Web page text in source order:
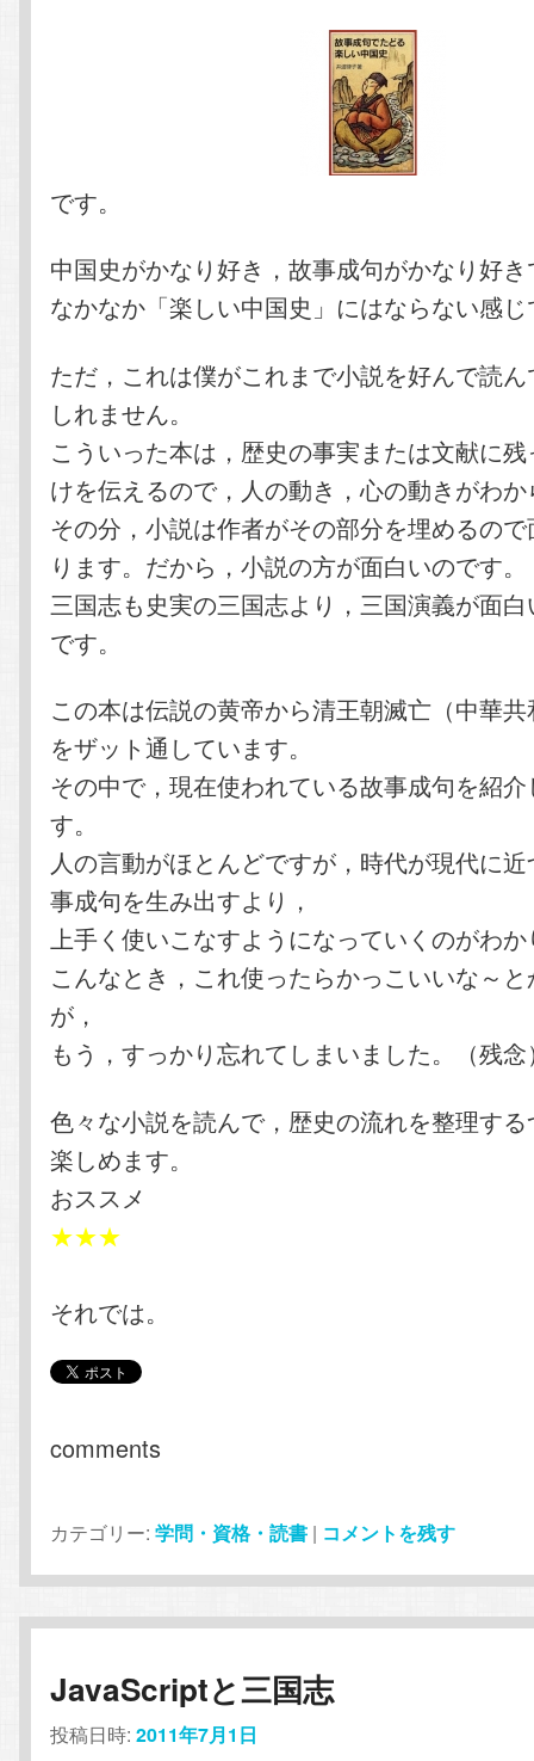
です。
中国史がかなり好き，故事成句がかなり好
なかなか「楽しい中国史」にはならない感
ただ，これは僕がこれまで小説を好んで読
しれません。
こういった本は，歴史の事実または文献に
けを伝えるので，人の動き，心の動きがわ
その分，小説は作者がその部分を埋めるの
ります。だから，小説の方が面白いのです。
三国志も史実の三国志より，三国演義が面
です。
この本は伝説の黄帝から清王朝滅亡（中華
をザット通しています。
その中で，現在使われている故事成句を紹
す。
人の言動がほとんどですが，時代が現代に
事成句を生み出すより，
上手く使いこなすようになっていくのがわ
こんなとき，これ使ったらかっこいいな～
が，
もう，すっかり忘れてしまいました。（残念
色々な小説を読んで，歴史の流れを整理す
楽しめます。
おススメ
★★★
それでは。
comments
カテゴリー: 学問・資格・読書 | コメントを残す
JavaScriptと三国志
投稿日時:2011年7月1日